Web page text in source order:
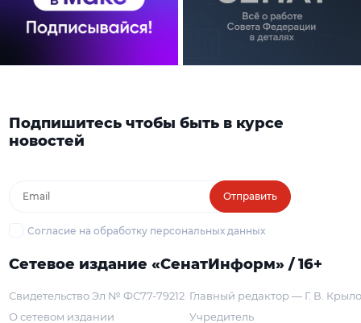
Подпишитесь чтобы быть в курсе
новостей
Отправить
Согласие на обработку персональных данных
Сетевое издание «СенатИнформ» / 16+
Свидетельство Эл № ФС77-79212
О сетевом издании
Главный редактор — Г. В.
Учредитель